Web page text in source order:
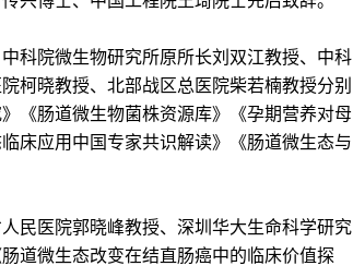
院微生物研究所原所长刘双江教授、中科
柯晓教授、北部战区总医院柴若楠教授分别
《肠道微生物菌株资源库》《孕期营养对母
床应用中国专家共识解读》《肠道微生态与
医院郭晓峰教授、深圳华大生命科学研究
道微生态改变在结直肠癌中的临床价值探